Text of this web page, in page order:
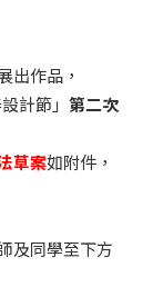
出作品，
計節」第二次
草案如附件，
及同學至下方